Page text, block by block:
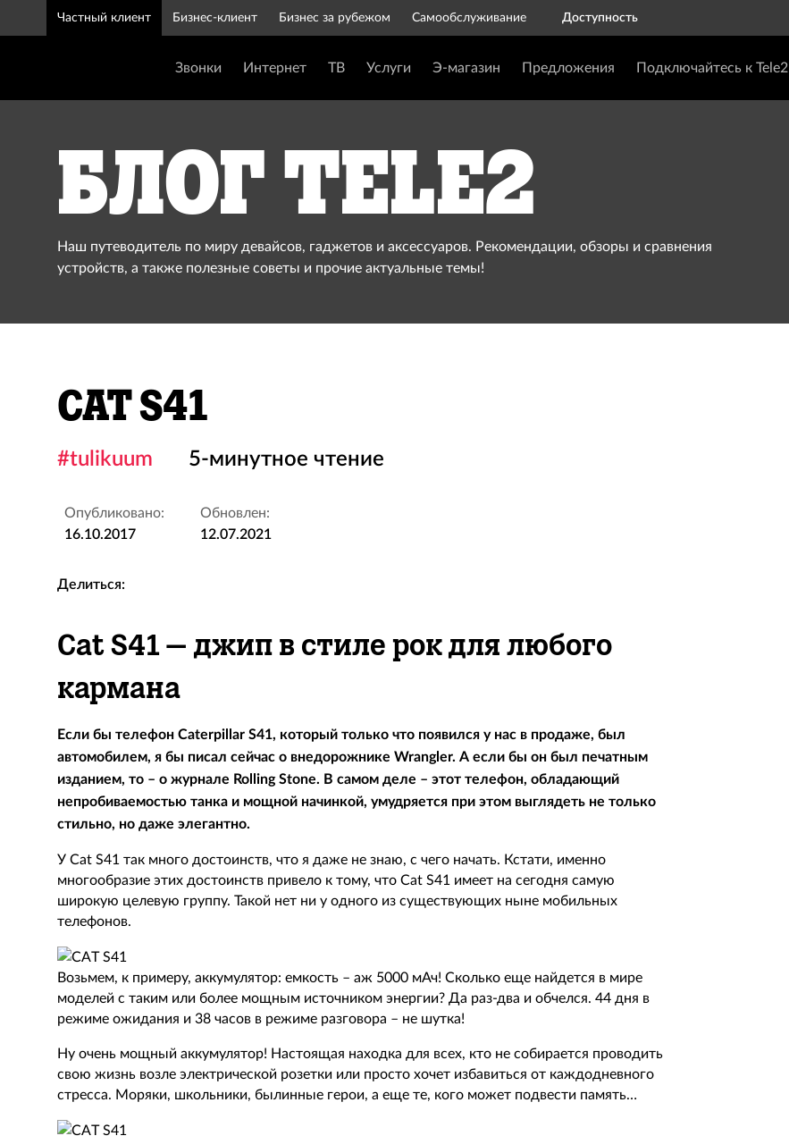
Частный клиент Бизнес-клиент Бизнес за рубежом Самообслуживание Доступность
Звонки Интернет ТВ Услуги Э-магазин Предложения Подключайтесь к Tele2
Блог Tele2
Наш путеводитель по миру девайсов, гаджетов и аксессуаров. Рекомендации, обзоры и сравнения
устройств, а также полезные советы и прочие актуальные темы!
CAT S41
#tulikuum 5-минутное чтение
Опубликовано:
16.10.2017
Обновлен:
12.07.2021
Делиться:
Cat S41 – джип в стиле рок для любого
кармана
Если бы телефон Caterpillar S41, который только что появился у нас в продаже, был
автомобилем, я бы писал сейчас о внедорожнике Wrangler. А если бы он был печатным
изданием, то – о журнале Rolling Stone. В самом деле – этот телефон, обладающий
непробиваемостью танка и мощной начинкой, умудряется при этом выглядеть не только
стильно, но даже элегантно.
У Cat S41 так много достоинств, что я даже не знаю, с чего начать. Кстати, именно
многообразие этих достоинств привело к тому, что Cat S41 имеет на сегодня самую
широкую целевую группу. Такой нет ни у одного из существующих ныне мобильных
телефонов.
Возьмем, к примеру, аккумулятор: емкость – аж 5000 мАч! Сколько еще найдется в мире
моделей с таким или более мощным источником энергии? Да раз-два и обчелся. 44 дня в
режиме ожидания и 38 часов в режиме разговора – не шутка!
Ну очень мощный аккумулятор! Настоящая находка для всех, кто не собирается проводить
свою жизнь возле электрической розетки или просто хочет избавиться от каждодневного
стресса. Моряки, школьники, былинные герои, а еще те, кого может подвести память…